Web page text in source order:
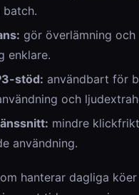
batch.
gör överlämning och
enklare.
stöd: användbart för
och
mindre
användning.
hanterar dagliga